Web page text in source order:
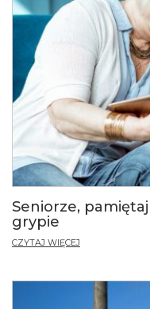
Seniorze,
grypie
CZYTAJ WIĘCEJ